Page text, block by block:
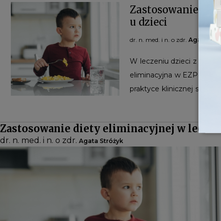
Zastosowanie
u dzieci
dr. n. med. i n. o zdr.Agata
W leczeniu dzieci z
eliminacyjna w EZP
praktyce klinicznej
eliminacyjną
strategie dietetyczne w
Zastosowanie diety eliminacyjnej w
dr. n. med. i n. o zdr. Agata Stróżyk